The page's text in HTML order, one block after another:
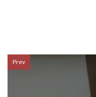
Prev